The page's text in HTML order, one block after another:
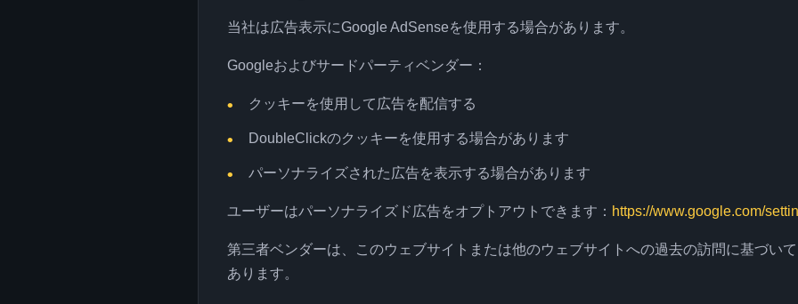
当社は広告表示にGoogle AdSenseを使用する場合があります。
Googleおよびサードパーティベンダー：
クッキーを使用して広告を配信する
DoubleClickのクッキーを使用する場合があります
パーソナライズされた広告を表示する場合があります
ユーザーはパーソナライズド広告をオプトアウトできます： https://www.google.com/
第三者ベンダーは、このウェブサイトまたは他のウェブサイトへの過去の訪問に基づい
あります。